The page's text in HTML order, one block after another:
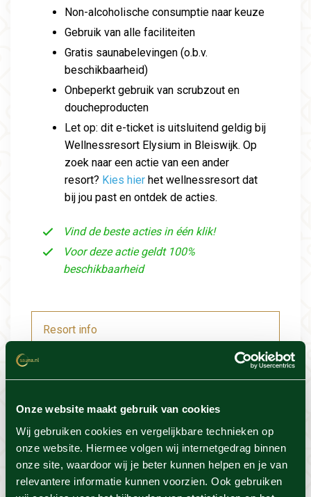
Onze website maakt gebruik van cookies
Wij gebruiken cookies en vergelijkbare technieken op
onze website. Hiermee volgen wij internetgedrag binnen
onze site, waardoor wij je beter kunnen helpen en je van
relevantere informatie kunnen voorzien. Ook gebruiken
Non-alcoholische consumptie naar keuze
Gebruik van alle faciliteiten
Gratis saunabelevingen (o.b.v.
beschikbaarheid)
Onbeperkt gebruik van scrubzout en
doucheproducten
Let op: dit e-ticket is uitsluitend geldig bij
Wellnessresort Elysium in Bleiswijk. Op
zoek naar een actie van een ander
resort? Kies hier het wellnessresort dat
bij jou past en ontdek de acties.
Vind de beste acties in één klik!
Voor deze actie geldt 100%
beschikbaarheid
Resort info
Locatie